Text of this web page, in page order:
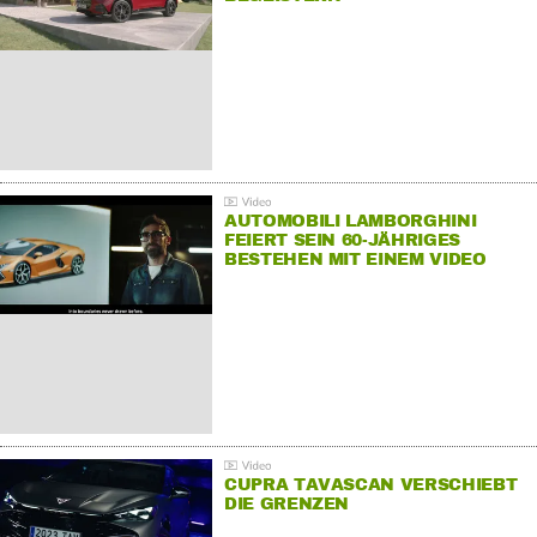
AUTOMOBILI LAMBORGHINI
FEIERT SEIN 60-JÄHRIGES
BESTEHEN MIT EINEM VIDEO
CUPRA TAVASCAN VERSCHIEBT
DIE GRENZEN